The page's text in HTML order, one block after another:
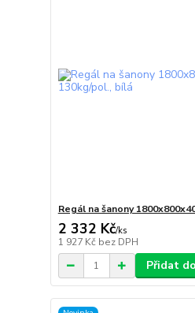
Regál na šanony
2 332 Kč/ks
1 927 Kč bez DPH
Přidat